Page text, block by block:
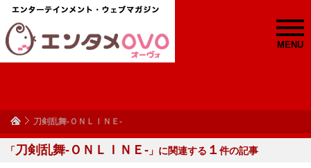
MENU
刀剣乱舞-ＯＮＬＩＮＥ-
「刀剣乱舞-ＯＮＬＩＮＥ- 」に関連する １ 件の記事